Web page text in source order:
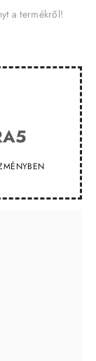
a termékről!